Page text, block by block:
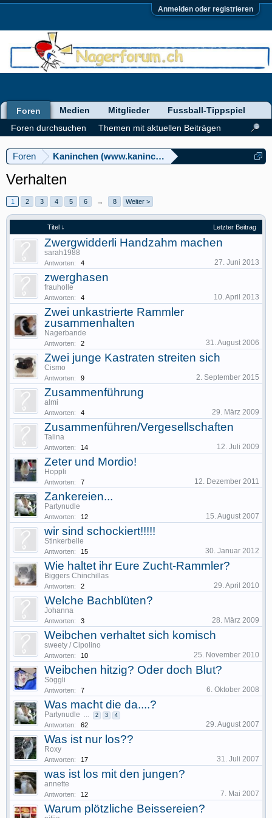
Anmelden oder registrieren
Foren Kaninchen (www.kaninchenforum.ch)
Verhalten
1 2 3 4 5 6 → 8 Weiter >
Titel ↓ Letzter Beitrag
Zwergwidderli Handzahm machen
sarah1988
Antworten: 4 27. Juni 2013
zwerghasen
frauholle
Antworten: 4 10. April 2013
Zwei unkastrierte Rammler
zusammenhalten
Nagerbande
Antworten: 2 31. August 2006
Zwei junge Kastraten streiten sich
Cismo
Antworten: 9 2. September 2015
Zusammenführung
almi
Antworten: 4 29. März 2009
Zusammenführen/Vergesellschaften
Talina
Antworten: 14 12. Juli 2009
Zeter und Mordio!
Hoppli
Antworten: 7 12. Dezember 2011
Zankereien...
Partynudle
Antworten: 12 15. August 2007
wir sind schockiert!!!!!
Stinkerbelle
Antworten: 15 30. Januar 2012
Wie haltet ihr Eure Zucht-Rammler?
Biggers Chinchillas
Antworten: 2 29. April 2010
Welche Bachblüten?
Johanna
Antworten: 3 28. März 2009
Weibchen verhaltet sich komisch
sweety / Cipolino
Antworten: 10 25. November 2010
Weibchen hitzig? Oder doch Blut?
Söggli
Antworten: 7 6. Oktober 2008
Was macht die da....?
Partynudle ... 2 3 4
Antworten: 62 29. August 2007
Was ist nur los??
Roxy
Antworten: 17 31. Juli 2007
was ist los mit den jungen?
annette
Antworten: 12 7. Mai 2007
Warum plötzliche Beissereien?
Foren
Foren durchsuchen
Themen mit aktuellen Beiträgen
Medien Mitglieder Fussball-Tippspiel